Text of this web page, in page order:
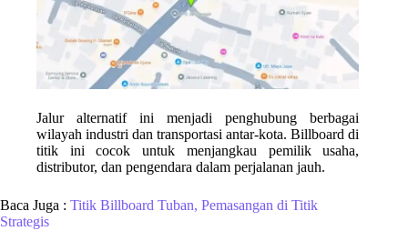
Jalur alternatif ini menjadi penghubung berbagai
wilayah industri dan transportasi antar-kota. Billboard di
titik ini cocok untuk menjangkau pemilik usaha,
distributor, dan pengendara dalam perjalanan jauh.
Baca Juga : Titik Billboard Tuban, Pemasangan di Titik
Strategis